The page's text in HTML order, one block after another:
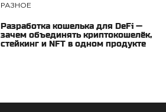
РАЗНОЕ
Разработка кошелька для DeFi —
зачем объединять криптокошелёк,
стейкинг и NFT в одном продукте